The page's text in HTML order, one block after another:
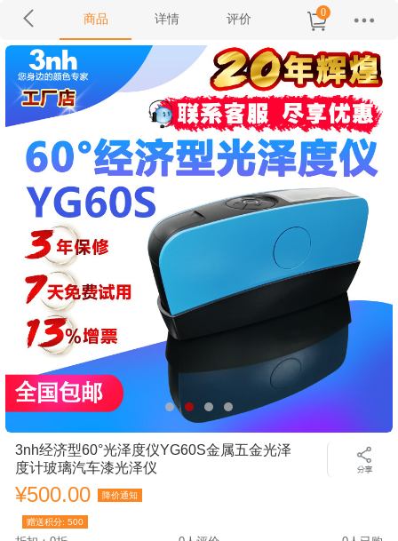
商品 详情 评价 0
3nh经济型60°光泽度仪YG60S金属五金光泽
度计玻璃汽车漆光泽仪
¥500.00 降价通知
赠送积分: 500